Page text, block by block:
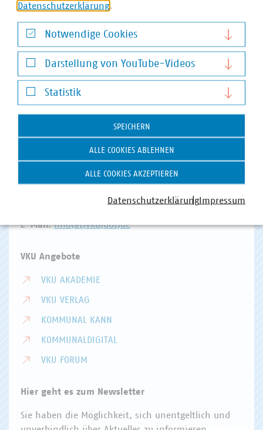
Zum
Hausanschrift und Kontakt
VKU-Hauptgeschäftsstelle
Invalidenstr. 91
10115 Berlin
E-Mail:info(at)vku(dot)de
VKU Angebote
VKU AKADEMIE
VKU VERLAG
KOMMUNAL KANN
KOMMUNALDIGITAL
VKU FORUM
Hier geht es zum Newsletter
Sie haben die Möglichkeit, sich unentgeltlich und
Datenschutzerklärung.
Notwendige Cookies
Notwendige Cookies
Darstellung von YouTube-Videos
Darstellung von YouTube-Videos
Statistik
Statistik
SPEICHERN
ALLE COOKIES ABLEHNEN
ALLE COOKIES AKZEPTIEREN
DatenschutzerklärungImpressum